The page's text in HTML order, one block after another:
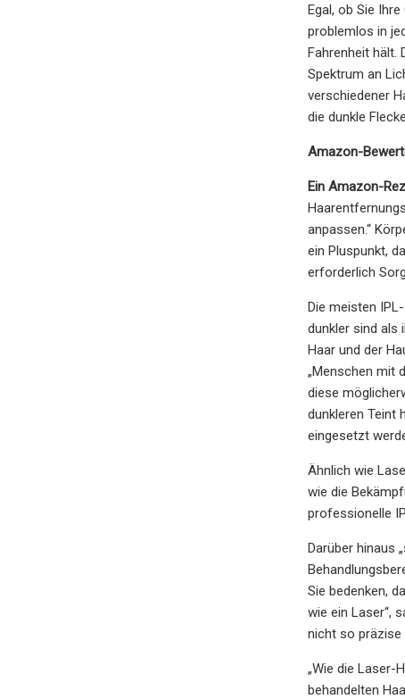
Egal, ob Sie
problemlos in
Fahrenheit hält.
Spektrum an
verschiedener
die dunkle
Amazon-
Ein Amazon-
anpassen.“
ein Pluspunkt,
erforderlich
Die meisten
dunkler sind als
Haar und der
„Menschen mit
diese
dunkleren Teint
eingesetzt
Ähnlich wie
wie die
professionelle
Darüber hinaus
Sie bedenken,
wie ein Laser“,
nicht so präzise
„Wie die Laser-
behandelten